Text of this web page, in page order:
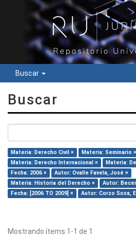
Buscar
Buscar
Materia: Derecho Civil ×
Materia: Seminario ×
Materia: Derecho Internacional ×
Materia:
Fecha: 2006 ×
Autor: Ovalle Favela, José ×
Materia: Historia del Derecho ×
Autor:
Fecha: [2006 TO 2009] ×
Autor: Corzo Sosa,
Mostrando ítems 1-1 de 1